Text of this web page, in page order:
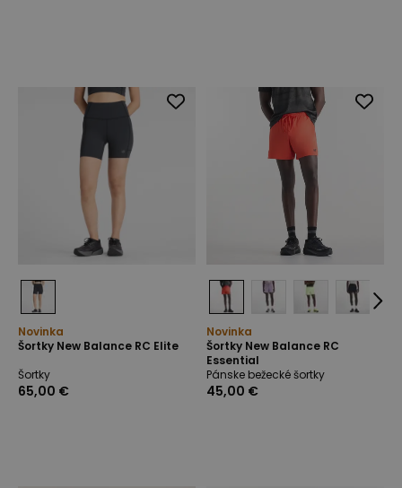
Novinka
Šortky New Balance RC Elite
Šortky
65,00 €
Novinka
Šortky New Balance RC
Essential
Pánske bežecké šortky
45,00 €